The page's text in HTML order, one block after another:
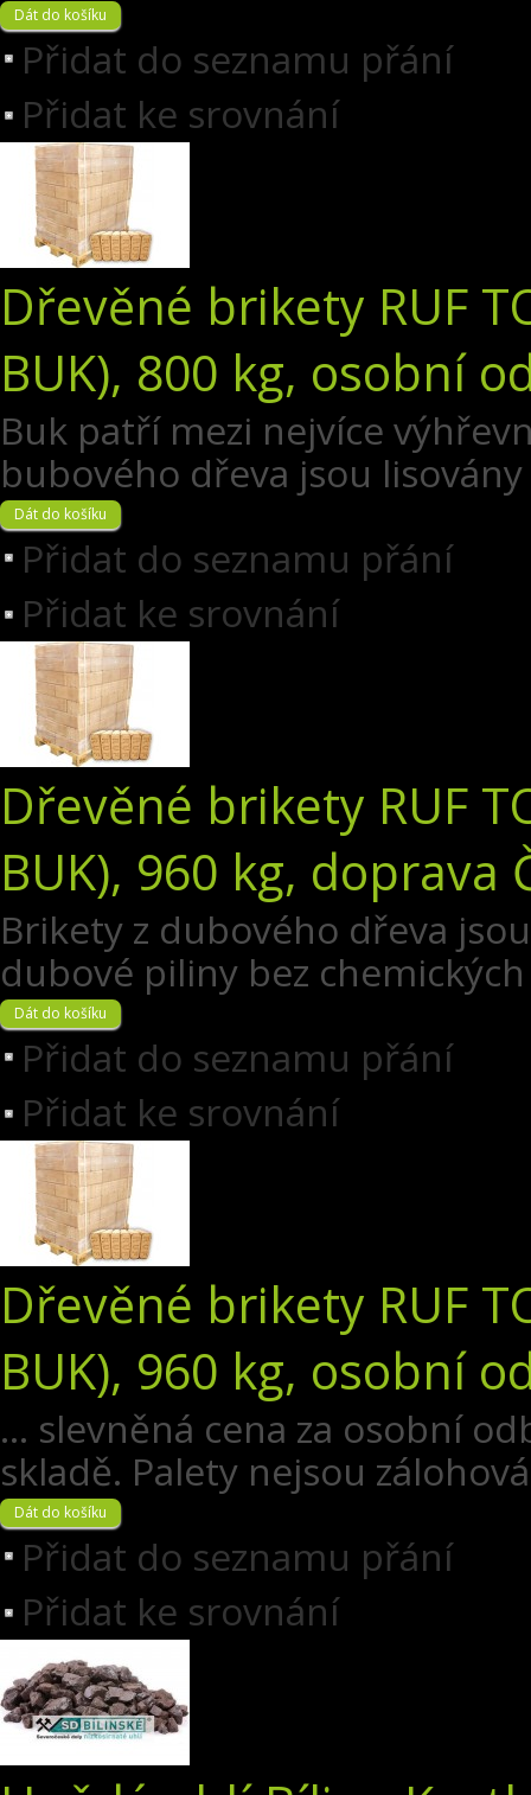
Přidat do seznamu přání
Přidat ke srovnání
Dřevěné brikety RUF
BUK), 800 kg, osobní
Buk patří mezi nejvíce
bubového dřeva jsou
Přidat do seznamu přání
Přidat ke srovnání
Dřevěné brikety RUF
BUK), 960 kg, doprava
Brikety z dubového dřeva
dubové piliny bez
Přidat do seznamu přání
Přidat ke srovnání
Dřevěné brikety RUF
BUK), 960 kg, osobní
... slevněná cena za osobní
skladě. Palety nejsou
Přidat do seznamu přání
Přidat ke srovnání